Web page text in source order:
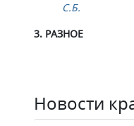
С.Б.
3. РАЗНОЕ
Новости